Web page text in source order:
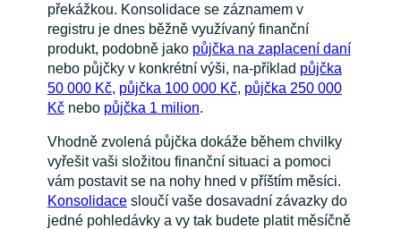
překážkou. Konsolidace se záznamem v
registru je dnes běžně využívaný finanční
produkt, podobně jako půjčka na zaplacení daní
nebo půjčky v konkrétní výši, na-příklad půjčka
50 000 Kč, půjčka 100 000 Kč, půjčka 250 000
Kčnebo půjčka 1 milion.
Vhodně zvolená půjčka dokáže během chvilky
vyřešit vaši složitou finanční situaci a pomoci
vám postavit se na nohy hned v příštím měsíci.
Konsolidacesloučí vaše dosavadní závazky do
jedné pohledávky a vy tak budete platit měsíčně